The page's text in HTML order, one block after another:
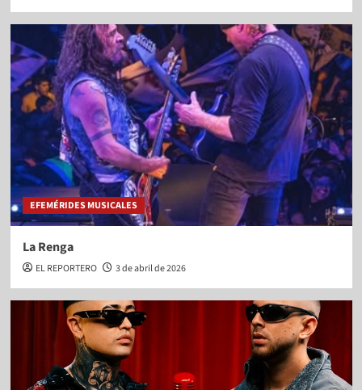
EFEMÉRIDES MUSICALES
La Renga
EL REPORTERO 3 de abril de 2026